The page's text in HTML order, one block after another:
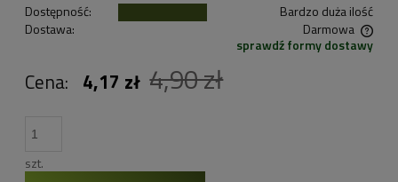
Dostępność:
Bardzo duża ilość
Dostawa:
Darmowa
Cena nie zawiera ewentualnych kosztów płatnościsprawdź formy dostawy
Cena: 4,17 zł 4,90 zł
szt.